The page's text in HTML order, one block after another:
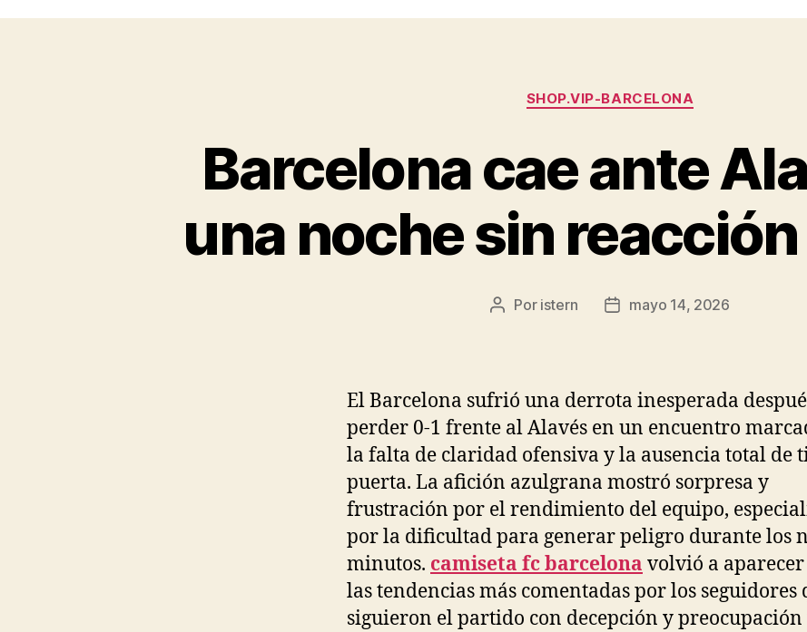
Categorías
SHOP.VIP-BARCELONA
Barcelona cae ante
una noche sin
Autor
Por istern
Fechamayo 14, 2026
El Barcelona sufrió una derrota inesperada
perder 0-1 frente al Alavés en un encuentro
la falta de claridad ofensiva y la ausencia total de
puerta. La afición azulgrana mostró sorpresa y
frustración por el rendimiento del equipo,
por la dificultad para generar peligro durante los
minutos. camiseta fc barcelona volvió a
las tendencias más comentadas por los seguidores
siguieron el partido con decepción y